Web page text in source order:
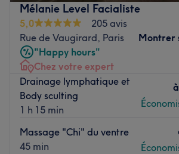
dédiée à son activité de masseur. Dans
tamisée, prenez place sur une table de
chauffante et détendez-vous grâce au
douce et la lueur des bougies.
Passionné et très professionnel, Antoine
pour vous offrir des massages
delà des besoins de votre corps, il
besoins non physiques, notamment
sensitif qu'il définit comme un véritable
Mélanie Level Facialiste
5,0
205 avis
Rue de Vaugirard, Paris
Montrer
"Happy hours"
Chez votre expert
Drainage lymphatique et
Body sculting
1 h 15 min
Massage "Chi" du ventre
45 min